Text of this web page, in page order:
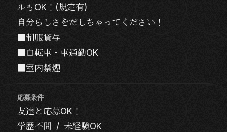
ルもOK！(規定有)
自分らしさをだしちゃってください！
■制服貸与
■自転車・車通勤OK
■室内禁煙
応募条件
友達と応募OK！
学歴不問 / 未経験OK